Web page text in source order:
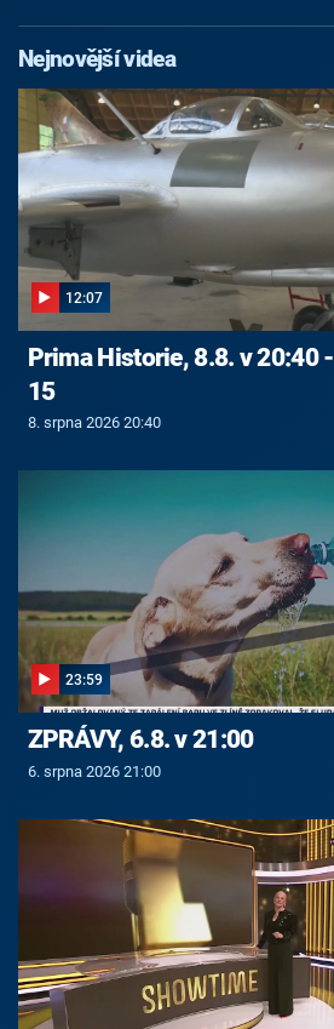
Nejnovější videa
12:07
Prima Historie, 8.8. v 20:40
15
8. srpna 2026 20:40
23:59
ZPRÁVY, 6.8. v 21:00
6. srpna 2026 21:00